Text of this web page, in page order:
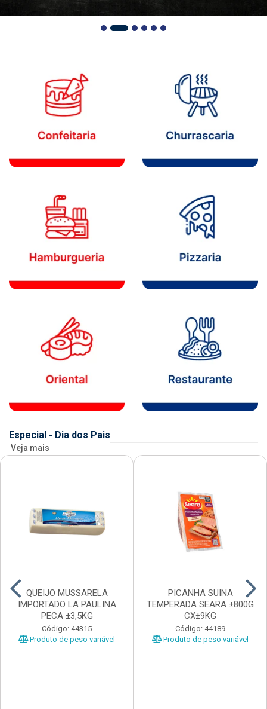
Especial - Dia dos Pais
Veja mais
QUEIJO MUSSARELA
IMPORTADO LA PAULINA
PECA ±3,5KG
Código: 44315
Produto de peso variável
PICANHA SUINA
TEMPERADA SEARA ±800G
CX±9KG
Código: 44189
Produto de peso variável